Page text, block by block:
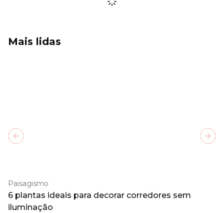
Mais lidas
Paisagismo
6 plantas ideais para decorar corredores sem
iluminação
Previous slide